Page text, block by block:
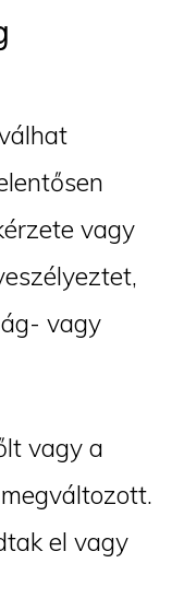
vagy
vagy
vagy a
el vagy